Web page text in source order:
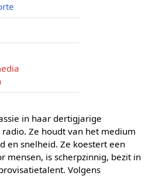
in haar dertigjarige
Ze houdt van het medium
en snelheid. Ze koestert een
mensen, is scherpzinnig, bezit in
Volgens